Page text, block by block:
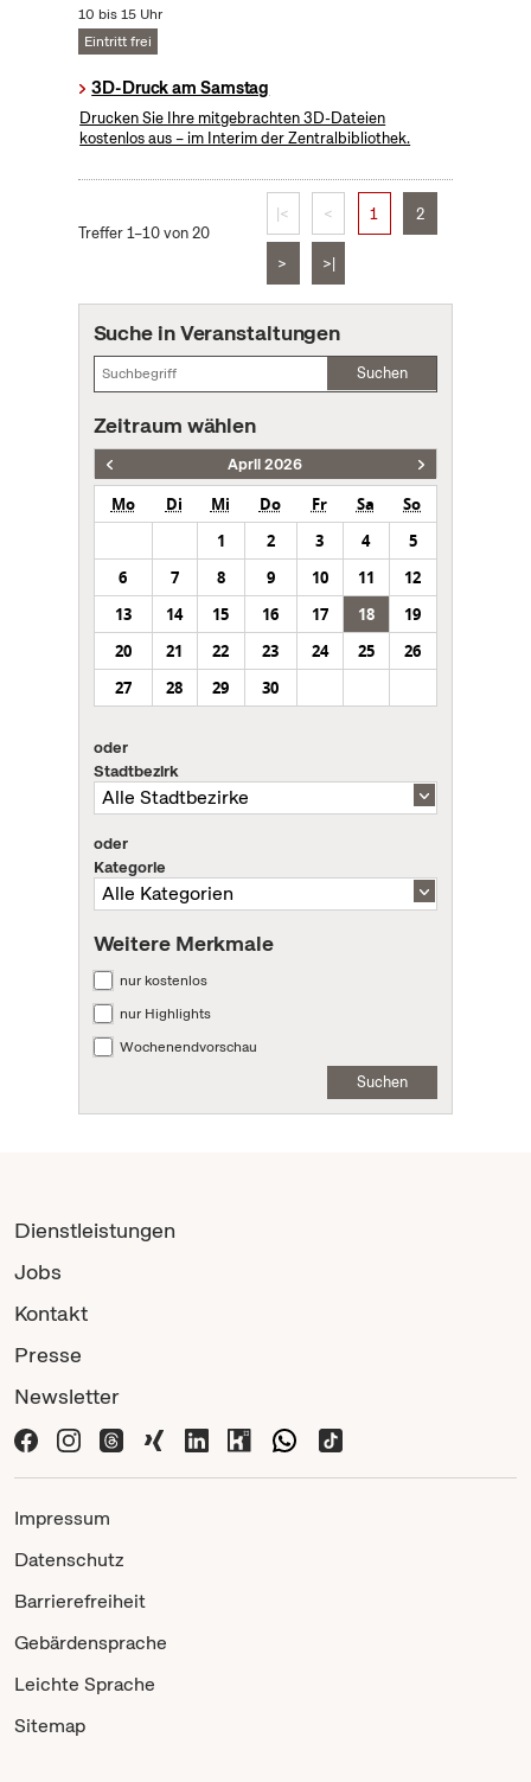
10 bis 15 Uhr
Eintritt frei
3D-Druck am Samstag
Drucken Sie Ihre mitgebrachten 3D-Dateien
kostenlos aus – im Interim der Zentralbibliothek.
Treffer 1–10 von 20
|< < 1 2
> >|
Suche in Veranstaltungen
Suchen
Zeitraum wählen
April 2026
Mo Di Mi Do Fr Sa
So
1
2 3 4
5
6
7 8 9 10 11
12
13
14 15 16 17 18
19
20
21 22 23 24 25
26
27
28 29 30
oder
Stadtbezirk
oder
Kategorie
Weitere Merkmale
nur kostenlos
nur Highlights
Wochenendvorschau
Suchen
Dienstleistungen
Jobs
Kontakt
Presse
Newsletter
Impressum
Datenschutz
Barrierefreiheit
Gebärdensprache
Leichte Sprache
Sitemap